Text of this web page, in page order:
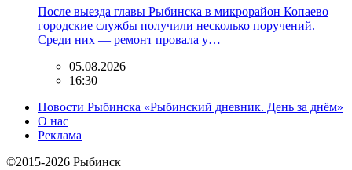
После выезда главы Рыбинска в микрорайон Копаево
городские службы получили несколько поручений.
Среди них — ремонт провала у…
05.08.2026
16:30
Новости Рыбинска «Рыбинский дневник. День за днём»
О нас
Реклама
©2015-2026 Рыбинск